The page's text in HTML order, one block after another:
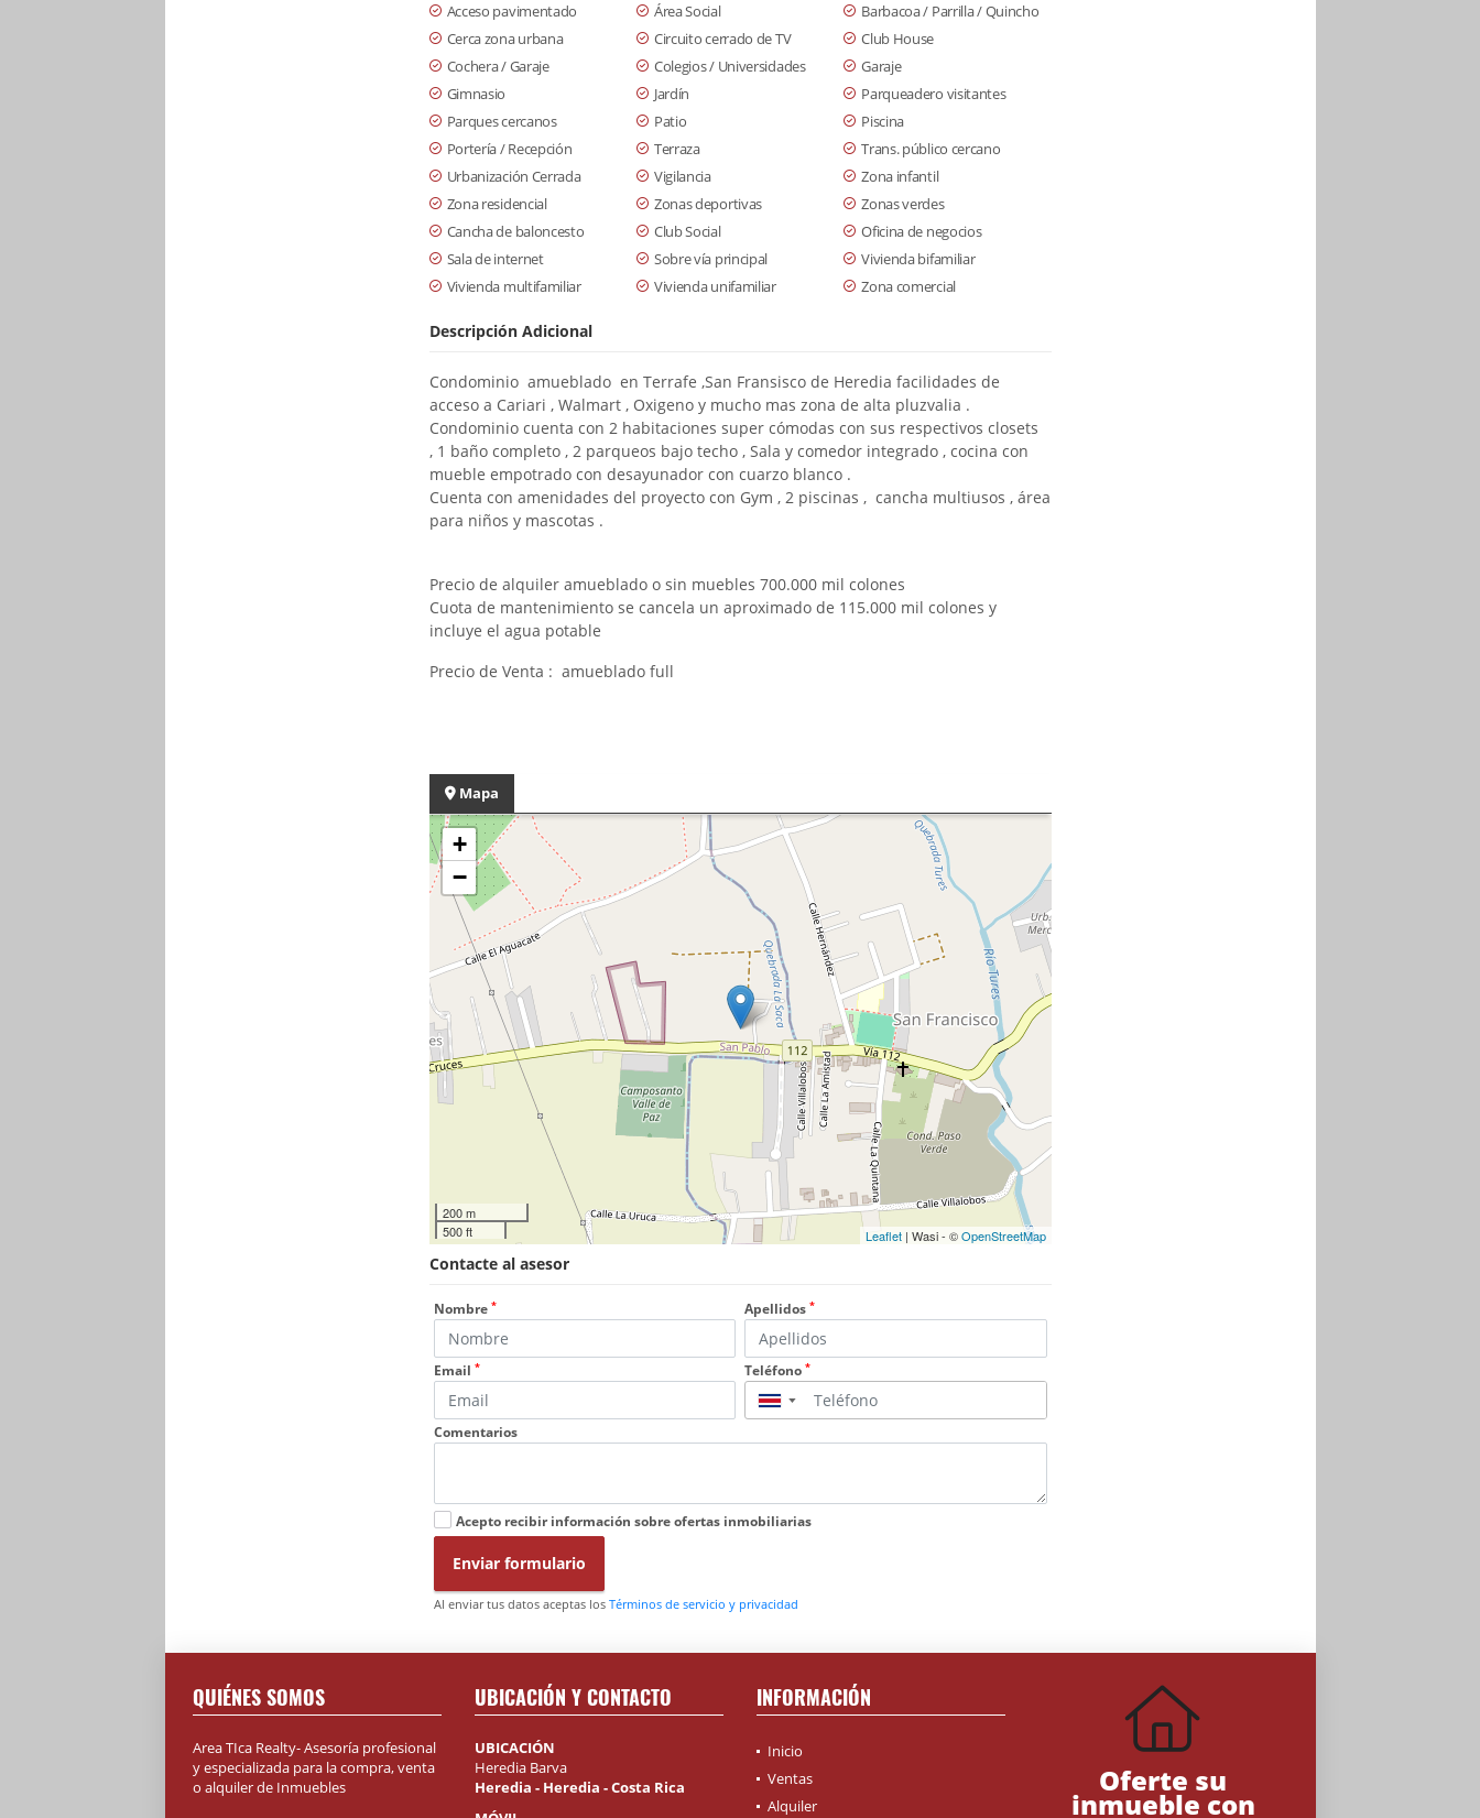
Acceso pavimentado Área Social
Barbacoa / Parrilla / Quincho
Cerca zona urbana
Circuito cerrado de TV
Club House
Cochera / Garaje
Colegios / Universidades
Garaje
Gimnasio
Jardín
Parqueadero visitantes
Parques cercanos
Patio
Piscina
Portería / Recepción
Terraza
Trans. público cercano
Urbanización Cerrada
Vigilancia
Zona infantil
Zona residencial
Zonas deportivas
Zonas verdes
Cancha de baloncesto
Club Social
Oficina de negocios
Sala de internet
Sobre vía principal
Vivienda bifamiliar
Vivienda multifamiliar
Vivienda unifamiliar Zona comercial
Descripción Adicional
Condominio amueblado en Terrafe ,San Fransisco de Heredia facilidades de
acceso a Cariari , Walmart , Oxigeno y mucho mas zona de alta pluzvalia .
Condominio cuenta con 2 habitaciones super cómodas con sus respectivos closets
, 1 baño completo , 2 parqueos bajo techo , Sala y comedor integrado , cocina con
mueble empotrado con desayunador con cuarzo blanco .
Cuenta con amenidades del proyecto con Gym , 2 piscinas , cancha multiusos , área
para niños y mascotas .
Precio de alquiler amueblado o sin muebles 700.000 mil colones
Cuota de mantenimiento se cancela un aproximado de 115.000 mil colones y
incluye el agua potable
Precio de Venta : amueblado full
Mapa
+
−
200 m
500 ft
Leaflet| Wasi - ©OpenStreetMap
Contacte al asesor
Nombre * Apellidos *
Email * Teléfono *
▼
Comentarios
Acepto recibir información sobre ofertas inmobiliarias
Enviar formulario
Al enviar tus datos aceptas los Términos de servicio y privacidad
QUIÉNES SOMOS
Area TIca Realty- Asesoría profesional
y especializada para la compra, venta
o alquiler de Inmuebles
UBICACIÓN Y CONTACTO
UBICACIÓN
Heredia Barva
Heredia - Heredia - Costa Rica
INFORMACIÓN
Inicio
Ventas
Alquiler
Oferte su
inmueble con